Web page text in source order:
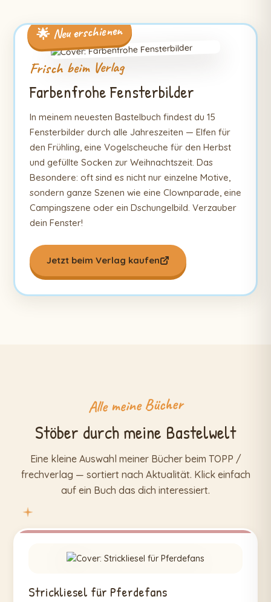
🌟 Neu erschienen
Frisch beim Verlag
Farbenfrohe Fensterbilder
In meinem neuesten Bastelbuch findest du 15
Fensterbilder durch alle Jahreszeiten — Elfen für
den Frühling, eine Vogelscheuche für den Herbst
und gefüllte Socken zur Weihnachtszeit. Das
Besondere: oft sind es nicht nur einzelne Motive,
sondern ganze Szenen wie eine Clownparade, eine
Campingszene oder ein Dschungelbild. Verzauber
dein Fenster!
Jetzt beim Verlag kaufen
Alle meine Bücher
Stöber durch meine Bastelwelt
Eine kleine Auswahl meiner Bücher beim TOPP /
frechverlag — sortiert nach Aktualität. Klick einfach
auf ein Buch das dich interessiert.
Strickliesel für Pferdefans